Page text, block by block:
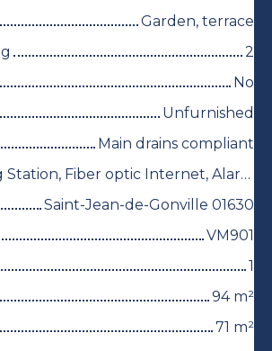
Garden, terrace
2
No
Unfurnished
Main drains compliant
Charging Station, Fiber optic Internet, Alarm system, Electric shutters
Saint-Jean-de-Gonville 01630
VM901
1
94 m²
71 m²